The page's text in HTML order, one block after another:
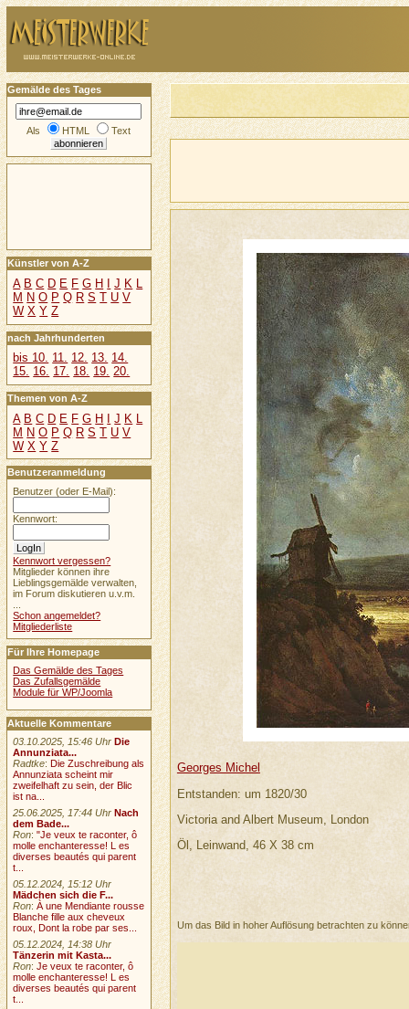
Georges Michel
Entstanden: um 1820/30
Victoria and Albert Museum, London
Öl, Leinwand, 46 X 38 cm
Um das Bild in hoher Auflösung betrachten zu
Gemälde des Tages
Als HTML Text
Künstler von A-Z
A B C D E F G H J K L
M N O P Q R S T U V
W X Y Z
nach Jahrhunderten
bis 10. 11. 12. 13. 14.
15. 16. 17. 18. 19. 20.
Themen von A-Z
A B C D E F G H I J K L
M N O P Q R S T U V
W X Y Z
Benutzeranmeldung
Benutzer (oder E-Mail):
Kennwort:
Kennwort vergessen?
Mitglieder können ihre
Lieblingsgemälde verwalten,
im Forum diskutieren u.v.m.
Schon angemeldet?
Mitgliederliste
Für Ihre Homepage
Das Gemälde des Tages
Das Zufallsgemälde
Module für WP/Joomla
Aktuelle Kommentare
03.10.2025, 15:46 Uhr Die
Annunziata...
Radtke: Die Zuschreibung als
Annunziata scheint mir
zweifelhaft zu sein, der Blic
ist na...
25.06.2025, 17:44 Uhr Nach
dem Bade...
Ron:"Je veux te raconter, ô
molle enchanteresse! L es
diverses beautés qui parent
t...
05.12.2024, 15:12 Uhr
Mädchen sich die F...
Ron:À une Mendiante rousse
Blanche fille aux cheveux
roux, Dont la robe par ses...
05.12.2024, 14:38 Uhr
Tänzerin mit Kasta...
Ron:Je veux te raconter, ô
molle enchanteresse! L es
diverses beautés qui parent
t...